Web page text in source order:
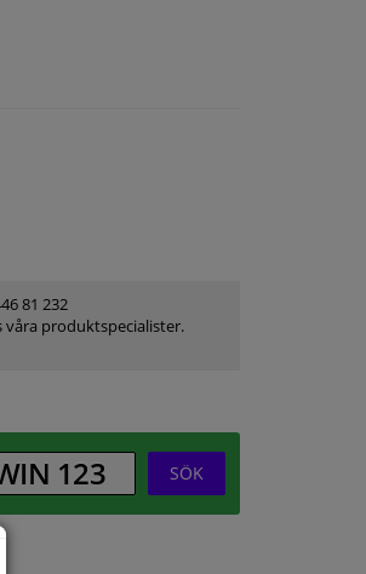
81 232
våra produktspecialister.
SÖK